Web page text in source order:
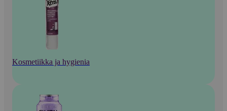
Kosmetiikka ja hygienia